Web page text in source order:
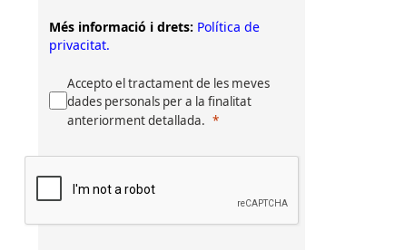
Més informació i drets: Política de
privacitat.
Accepto el tractament de les meves
dades personals per a la finalitat
anteriorment detallada.